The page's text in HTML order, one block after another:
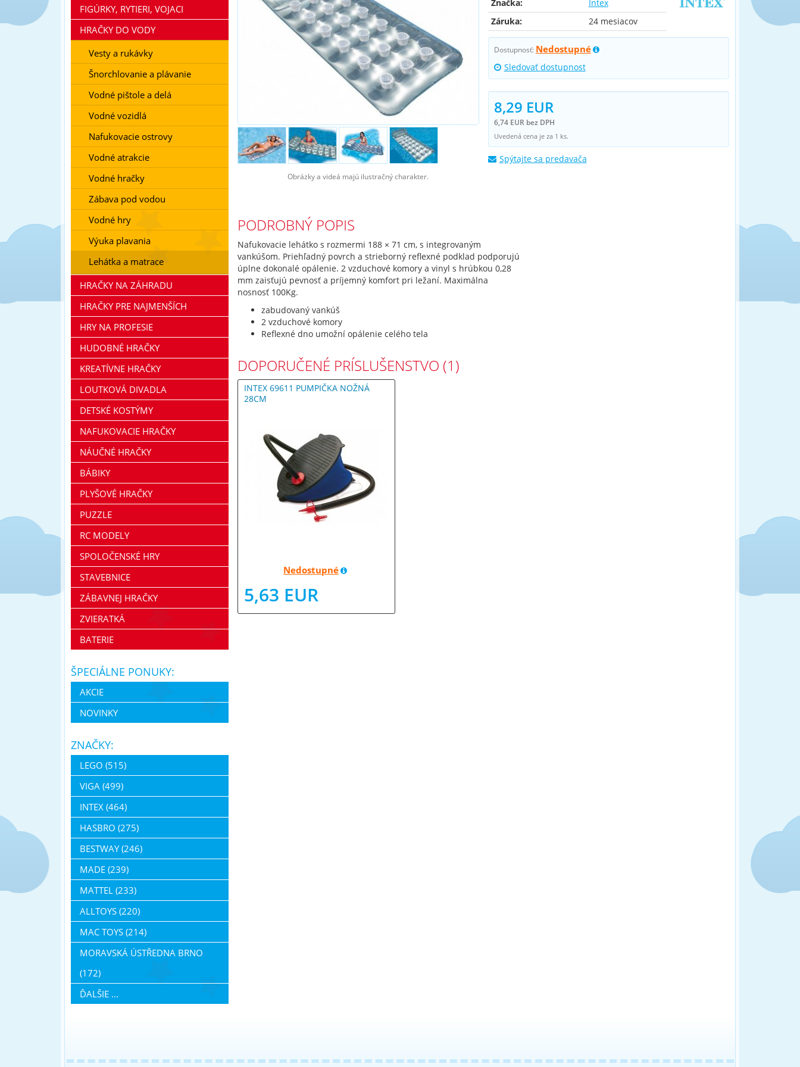
Obrázky a videá majú ilustračný charakter.
Značka:
Intex
Záruka:
24 mesiacov
Dostupnosť: Nedostupné
Sledovať dostupnost
8,29 EUR
6,74 EUR bez DPH
Uvedená cena je za 1 ks.
Spýtajte sa predavača
PODROBNÝ POPIS
Nafukovacie lehátko s rozmermi 188 × 71 cm, s integrovaným
vankúšom. Priehľadný povrch a strieborný reflexné podklad podporujú
úplne dokonalé opálenie. 2 vzduchové komory a vinyl s hrúbkou 0,28
mm zaisťujú pevnosť a príjemný komfort pri ležaní. Maximálna
nosnosť 100Kg.
zabudovaný vankúš
2 vzduchové komory
Reflexné dno umožní opálenie celého tela
DOPORUČENÉ PRÍSLUŠENSTVO (1)
INTEX 69611 PUMPIČKA NOŽNÁ
28CM
Nedostupné
5,63 EUR
FIGÚRKY, RYTIERI, VOJACI
HRAČKY DO VODY
Vesty a rukávky
Šnorchlovanie a plávanie
Vodné pištole a delá
Vodné vozidlá
Nafukovacie ostrovy
Vodné atrakcie
Vodné hračky
Zábava pod vodou
Vodné hry
Výuka plavania
Lehátka a matrace
HRAČKY NA ZÁHRADU
HRAČKY PRE NAJMENŠÍCH
HRY NA PROFESIE
HUDOBNÉ HRAČKY
KREATÍVNE HRAČKY
LOUTKOVÁ DIVADLA
DETSKÉ KOSTÝMY
NAFUKOVACIE HRAČKY
NÁUČNÉ HRAČKY
BÁBIKY
PLYŠOVÉ HRAČKY
PUZZLE
RC MODELY
SPOLOČENSKÉ HRY
STAVEBNICE
ZÁBAVNEJ HRAČKY
ZVIERATKÁ
BATERIE
ŠPECIÁLNE PONUKY:
AKCIE
NOVINKY
ZNAČKY:
LEGO (515)
VIGA (499)
INTEX (464)
HASBRO (275)
BESTWAY (246)
MADE (239)
MATTEL (233)
ALLTOYS (220)
MAC TOYS (214)
MORAVSKÁ ÚSTŘEDNA BRNO
(172)
ĎALŠIE ...